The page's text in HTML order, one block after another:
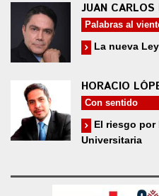
JUAN CARLOS
Palabras al
La nueva
HORACIO
Con sentido
El riesgo por
Universitaria